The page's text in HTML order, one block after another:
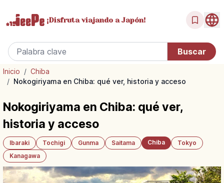
¡Disfrutaviajando a Japón!
Inicio / Chiba
/ Nokogiriyama en Chiba: qué ver, historia y acceso
Nokogiriyama en Chiba: qué ver,
historia y acceso
Ibaraki Tochigi Gunma Saitama Chiba
Tokyo
Kanagawa